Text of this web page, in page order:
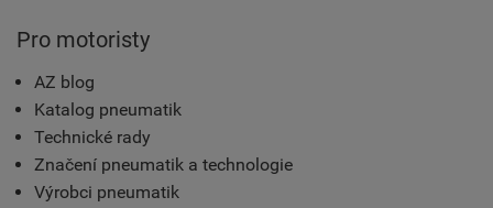
Pro motoristy
AZ blog
Katalog pneumatik
Technické rady
Značení pneumatik a technologie
Výrobci pneumatik